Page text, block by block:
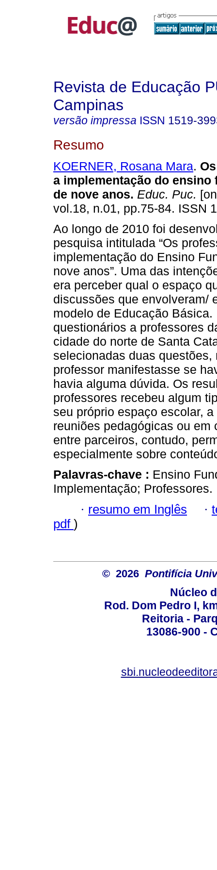
Revista de Educação
Campinas
versão impressa ISSN 1519-
Resumo
KOERNER, Rosana Mara.
a implementação do ensino
de nove anos. Educ. Puc.
vol.18, n.01, pp.75-84. ISSN
Ao longo de 2010 foi
pesquisa intitulada “Os
implementação do Ensino
nove anos”. Uma das
era perceber qual o espaço
discussões que envolveram/
modelo de Educação
questionários a professores
cidade do norte de Santa
selecionadas duas
professor manifestasse se
havia alguma dúvida. Os
professores recebeu algum
seu próprio espaço escolar,
reuniões pedagógicas ou
entre parceiros, contudo,
especialmente sobre
Palavras-chave : Ensino
Implementação; Professores.
· resumo em Inglês ·
pdf )
© 2026 Pontifícia
Núcleo
Rod. Dom Pedro I,
Reitoria -
13086-900 -